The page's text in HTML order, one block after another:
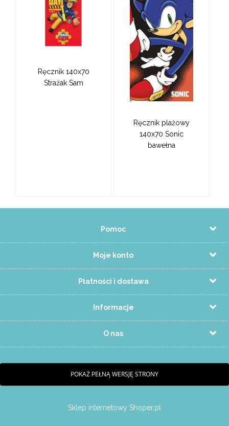
Ręcznik 140x70
Strażak Sam
Ręcznik plażowy
140x70 Sonic
bawełna
Pomoc
Moje konto
Płatności i dostawa
Informacje
O nas
POKAŻ PEŁNĄ WERSJĘ STRONY
Sklep internetowy Shoper.pl